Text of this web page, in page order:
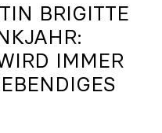
BRIGITTE
IMMER